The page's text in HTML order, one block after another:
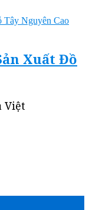
Xuất Đồ
Việt